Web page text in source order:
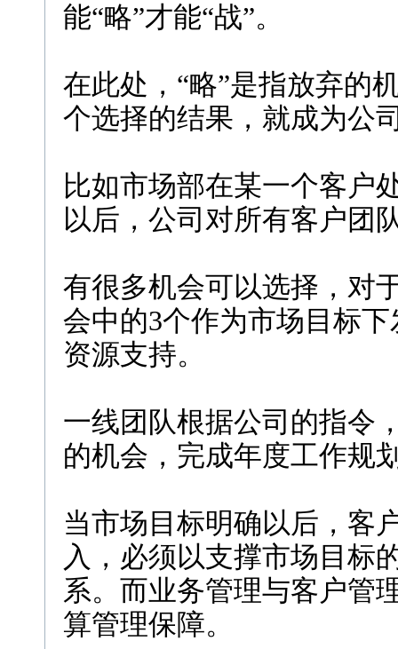
能“略”才能“战”。
在此处，“略”是指放弃的
个选择的结果，就成为公
比如市场部在某一个客户
以后，公司对所有客户团
有很多机会可以选择，对
会中的3个作为市场目标
资源支持。
一线团队根据公司的指令
的机会，完成年度工作规
当市场目标明确以后，客
入，必须以支撑市场目标
系。而业务管理与客户管
算管理保障。